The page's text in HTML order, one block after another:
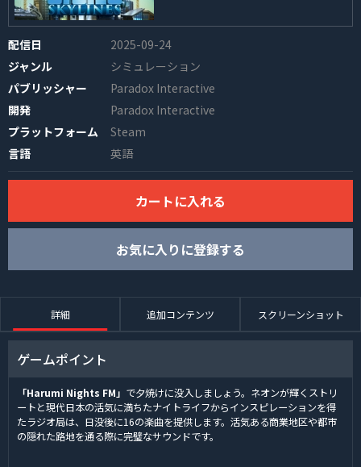
INFO
配信日
2025-09-24
ジャンル
シミュレーション
パブリッシャー
Paradox Interactive
開発
Paradox Interactive
プラットフォーム
Steam
言語
英語
カートに入れる
お気に入りに登録する
詳細 追加コンテンツ スクリーンショット
ゲームポイント
「Harumi Nights FM」 で夕焼けに没入しましょう。ネオンが輝くストリ
ートと現代日本の活気に満ちたナイトライフからインスピレーションを得
たラジオ局は、日没後に16の楽曲を提供します。活気ある商業地区や都市
の隠れた路地を通る際に完璧なサウンドです。